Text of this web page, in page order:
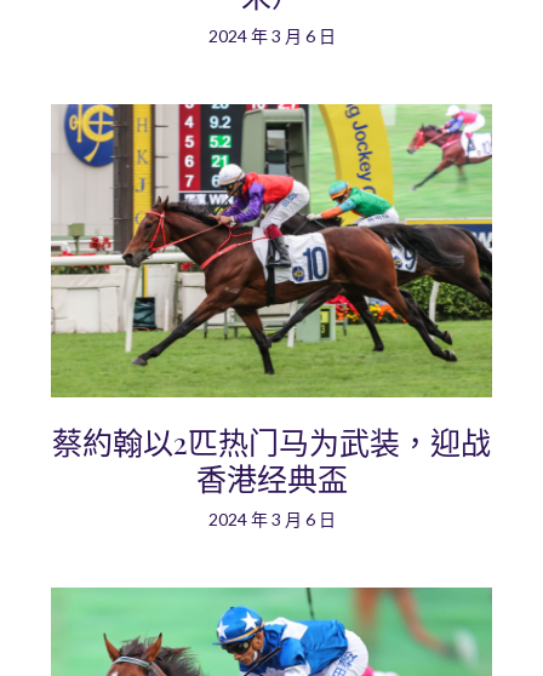
2024 年 3 月 6 日
蔡約翰以2匹热门马为武装，迎战
香港经典盃
2024 年 3 月 6 日